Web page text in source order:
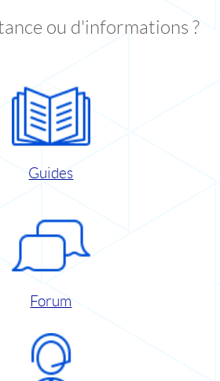
ou d'informations ?
Guides
Forum